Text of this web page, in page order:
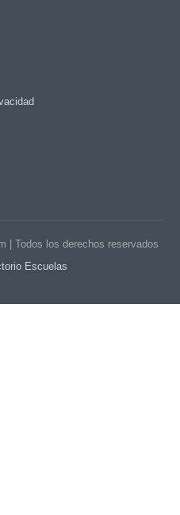
| Todos los derechos reservados
Escuelas